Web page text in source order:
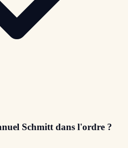
Schmitt dans l'ordre ?